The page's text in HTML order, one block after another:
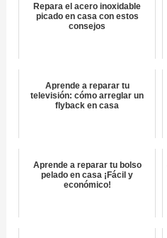
Repara el acero inoxidable
picado en casa con estos
consejos
Aprende a reparar tu
televisión: cómo arreglar un
flyback en casa
Aprende a reparar tu bolso
pelado en casa ¡Fácil y
económico!